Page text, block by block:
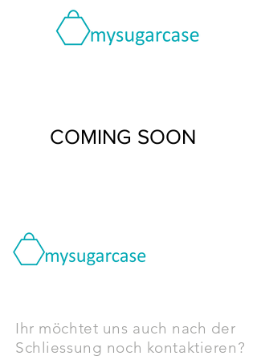
COMING SOON
Ihr möchtet uns auch nach der
Schliessung noch kontaktieren?